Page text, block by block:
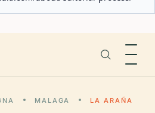
MALAGA LA ARAÑA